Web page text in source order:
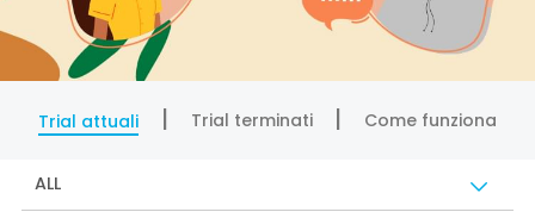
Trial attuali Trial terminati Come funziona
ALL